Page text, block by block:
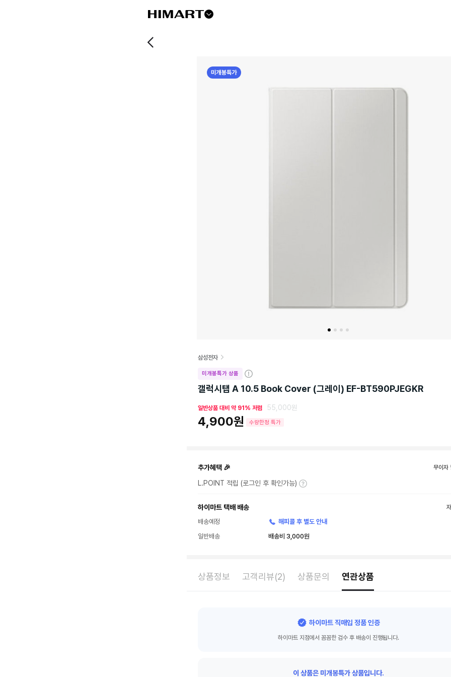
삼성전자
미개봉특가 상품
자
세
보
갤럭시탭 A 10.5 Book Cover (그레이) EF-BT590PJEGKR
일반상품 대비 약 91% 저렴 55,000원
4,900원 수량한정 특가
추가혜택 🎉 무이자
L.POINT 적립 (로그인 후 확인가능)
하이마트 택배 배송
배송예정
해피콜 후 별도 안내
일반배송
배송비 3,000원
상품정보 고객리뷰(2) 상품문의 연관상품
하이마트 직매입 정품 인증
하이마트 지점에서 꼼꼼한 검수 후 배송이 진행됩니다.
이 상품은 미개봉특가 상품입니다.